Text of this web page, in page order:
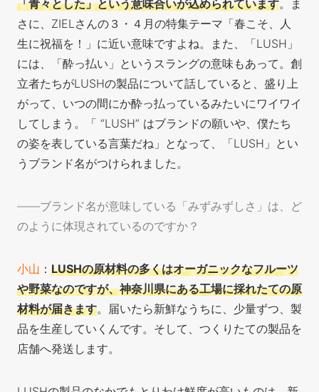
「青々とした」という意味合いが込められています。ま
さに、ZIELさんの３・４月の特集テーマ「春こそ、人
生に祝福を！」に近い意味ですよね。また、「LUSH」
には、「酔っ払い」というスラングの意味もあって。創
立者たちがLUSHの製品について話していると、盛り上
がって、いつの間にか酔っ払っているみたいにワイワイ
してしまう。「 “LUSH” はブランドの願いや、僕たち
の姿を表している言葉だね」となって、「LUSH」とい
うブランド名がつけられました。
——ブランド名が意味している「みずみずしさ」は、ど
のように体現されているのですか？
小山 ： LUSHの原材料の多くはオーガニックなフルーツ
や野菜なのですが、神奈川県にある工場に採れたての原
材料が届きます。届いたら新鮮なうちに、少量ずつ、製
品を生産していくんです。そして、つくりたての製品を
店舗へ発送します。